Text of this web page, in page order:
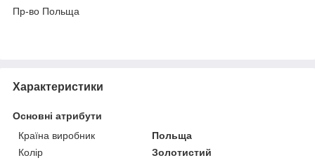
Пр-во Польща
Характеристики
Основні атрибути
Країна виробник
Польща
Колір
Золотистий